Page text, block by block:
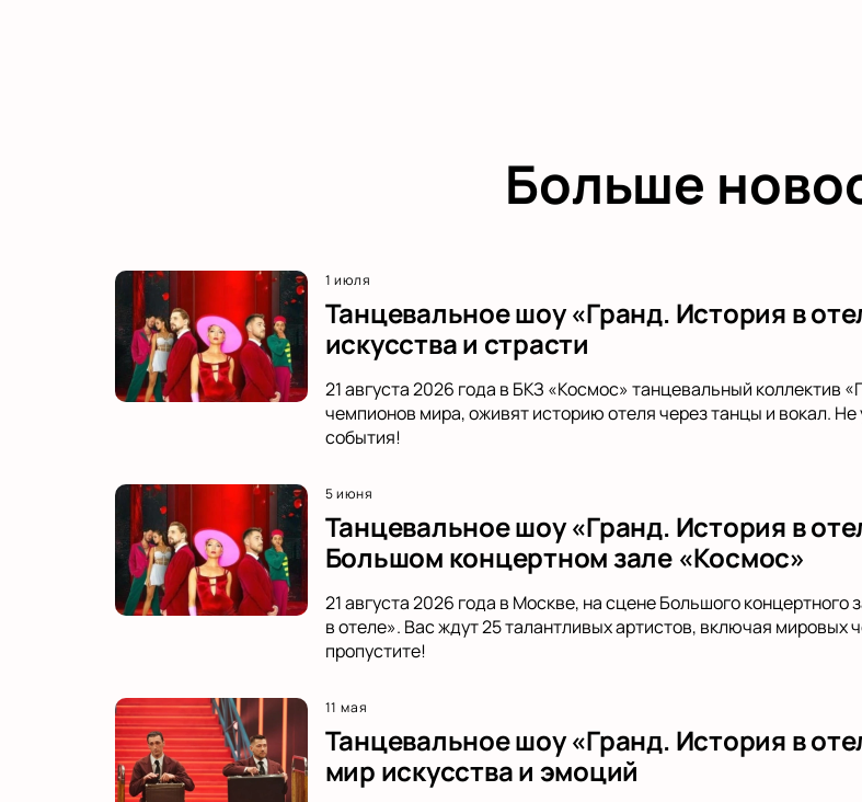
Больше
1 июля
Танцевальное шоу «Гранд. История в
искусства и страсти
21 августа 2026 года в БКЗ «Космос» танцевальный коллектив
чемпионов мира, оживят историю отеля через танцы и вокал.
события!
5 июня
Танцевальное шоу «Гранд. История в
Большом концертном зале «Космос»
21 августа 2026 года в Москве, на сцене Большого
в отеле». Вас ждут 25 талантливых артистов, включая
пропустите!
11 мая
Танцевальное шоу «Гранд. История в
мир искусства и эмоций